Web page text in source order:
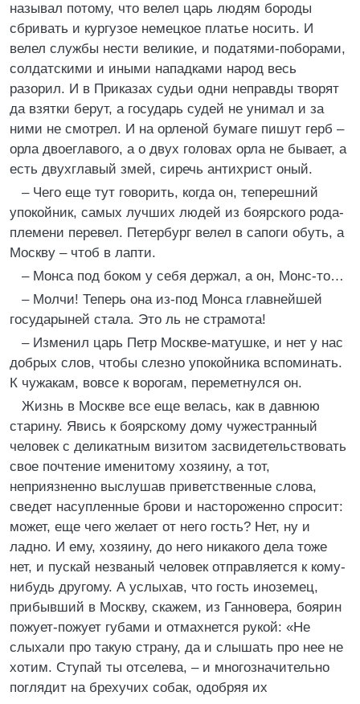
называл потому, что велел царь людям бороды
сбривать и кургузое немецкое платье носить. И
велел службы нести великие, и податями-поборами,
солдатскими и иными нападками народ весь
разорил. И в Приказах судьи одни неправды творят
да взятки берут, а государь судей не унимал и за
ними не смотрел. И на орленой бумаге пишут герб –
орла двоеглавого, а о двух головах орла не бывает, а
есть двухглавый змей, сиречь антихрист оный.
– Чего еще тут говорить, когда он, теперешний
упокойник, самых лучших людей из боярского рода-
племени перевел. Петербург велел в сапоги обуть, а
Москву – чтоб в лапти.
– Монса под боком у себя держал, а он, Монс-то…
– Молчи! Теперь она из-под Монса главнейшей
государыней стала. Это ль не страмота!
– Изменил царь Петр Москве-матушке, и нет у нас
добрых слов, чтобы слезно упокойника вспоминать.
К чужакам, вовсе к ворогам, переметнулся он.
Жизнь в Москве все еще велась, как в давнюю
старину. Явись к боярскому дому чужестранный
человек с деликатным визитом засвидетельствовать
свое почтение именитому хозяину, а тот,
неприязненно выслушав приветственные слова,
сведет насупленные брови и настороженно спросит:
может, еще чего желает от него гость? Нет, ну и
ладно. И ему, хозяину, до него никакого дела тоже
нет, и пускай незваный человек отправляется к кому-
нибудь другому. А услыхав, что гость иноземец,
прибывший в Москву, скажем, из Ганновера, боярин
пожует-пожует губами и отмахнется рукой: «Не
слыхали про такую страну, да и слышать про нее не
хотим. Ступай ты отселева, – и многозначительно
поглядит на брехучих собак, одобряя их